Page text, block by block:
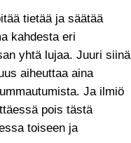
tietää ja säätää
kahdesta eri
yhtä lujaa. Juuri siinä
aiheuttaa aina
Ja ilmiö
pois tästä
toiseen ja